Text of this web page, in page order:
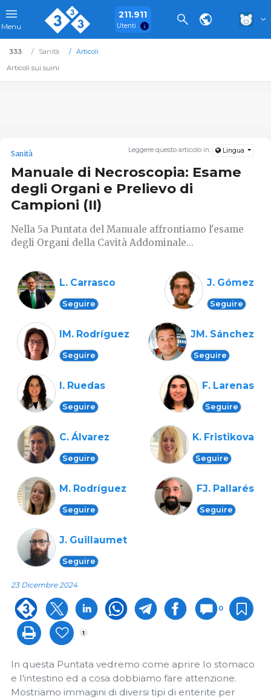
Menu
211.911
Utenti
333 Sanità
Articoli
Articoli sui suini
Leggere questo articolo in: Lingua
Sanità
Manuale di Necroscopia: Esame
degli Organi e Prelievo di
Campioni (II)
Nella 5a Puntata del Manuale affrontiamo l'esame
degli Organi della Cavità Addominale...
L. Carrasco
Seguire
J. Gómez
Seguire
IM. Rodríguez
Seguire
JM. Sánchez
Seguire
I. Ruedas
Seguire
F. Larenas
Seguire
C. Álvarez
Seguire
K. Fristikova
Seguire
M. Rodríguez
Seguire
FJ. Pallarés
Seguire
J. Guillaumet
Seguire
23 Dicembre 2024
0
1
In questa Puntata vedremo come aprire lo stomaco
e l'intestino ed a cosa dobbiamo fare attenzione.
Mostriamo immagini di diversi tipi di enterite per